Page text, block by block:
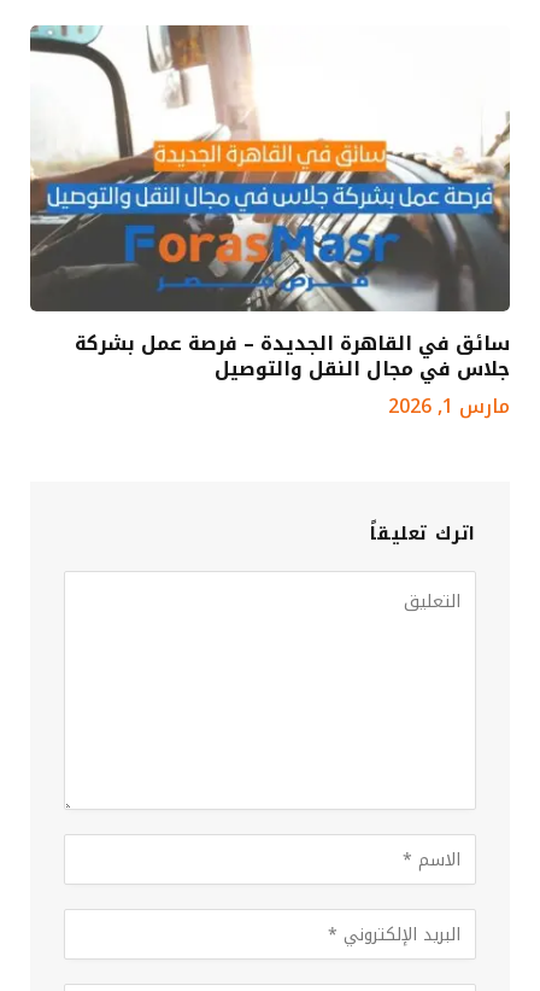
سائق في القاهرة الجديدة – فرصة عمل بشركة
جلاس في مجال النقل والتوصيل
مارس 1, 2026
اترك تعليقاً